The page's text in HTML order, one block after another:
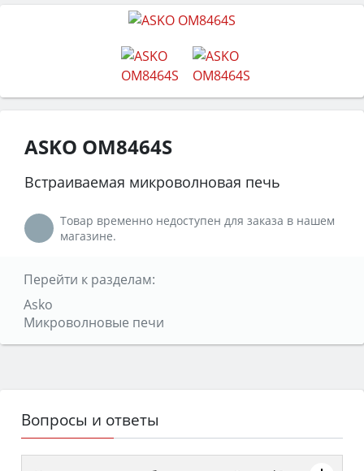
ASKO OM8464S
Встраиваемая микроволновая печь
Товар временно недоступен для заказа в нашем
магазине.
Перейти к разделам:
Asko
Микроволновые печи
Вопросы и ответы